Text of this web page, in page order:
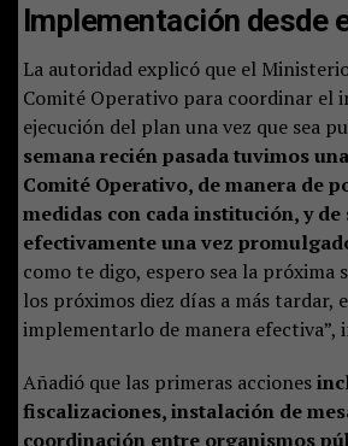
Implementación desde
La autoridad explicó que el
Comité Operativo para coordinar el
ejecución del plan una vez que sea
semana recién pasada tuvimos
Comité Operativo, de manera de
medidas con cada institución, y
efectivamente una vez
como te digo, espero sea la próxima
los próximos diez días a más tardar,
implementarlo de manera efectiva”,
Añadió que las primeras acciones
fiscalizaciones, instalación de
coordinación entre organismos